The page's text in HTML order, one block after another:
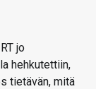
jo
hehkutettiin,
tietävän, mitä